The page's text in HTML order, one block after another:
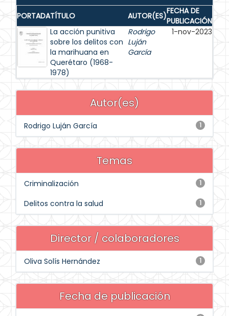
PORTADATÍTULO AUTOR(ES)FECHA DE
PUBLICACIÓN
La acción punitiva
sobre los delitos con
la marihuana en
Querétaro (1968-
1978)
Rodrigo
Luján
García
1-nov-2023
Autor(es)
1
Rodrigo Luján García
Temas
1
Criminalización
1
Delitos contra la salud
Director / colaboradores
1
Oliva Solís Hernández
Fecha de publicación